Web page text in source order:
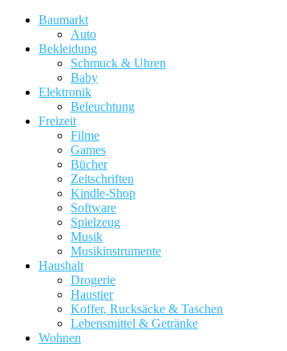
Baumarkt
Auto
Bekleidung
Schmuck & Uhren
Baby
Elektronik
Beleuchtung
Freizeit
Filme
Games
Bücher
Zeitschriften
Kindle-Shop
Software
Spielzeug
Musik
Musikinstrumente
Haushalt
Drogerie
Haustier
Koffer, Rucksäcke & Taschen
Lebensmittel & Getränke
Wohnen